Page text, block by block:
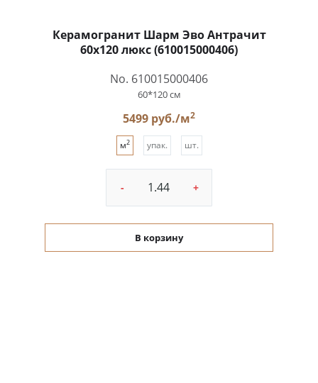
Керамогранит Шарм Эво Антрачит
60x120 люкс (610015000406)
No. 610015000406
60*120 см
5499 руб./м2
м2 упак. шт.
- +
В корзину